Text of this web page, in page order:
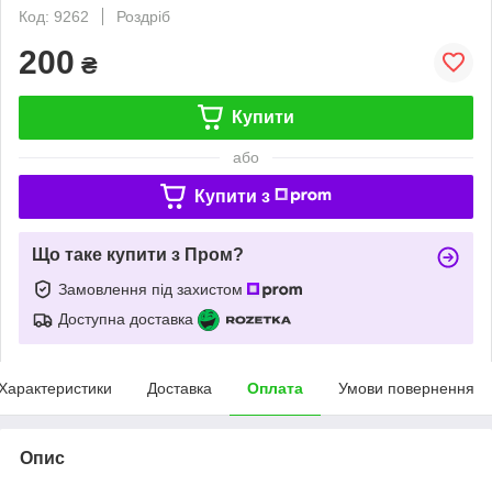
Код: 9262
Роздріб
200 ₴
Купити
або
Купити з
Що таке купити з Пром?
Замовлення під захистом
Доступна доставка
Доставка Оплата Умови повернення
Опис